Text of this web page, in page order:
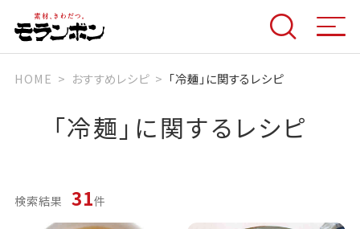
HOME おすすめレシピ 「冷麺」に関するレシピ
「冷麺 」に関するレシピ
検索結果 31件